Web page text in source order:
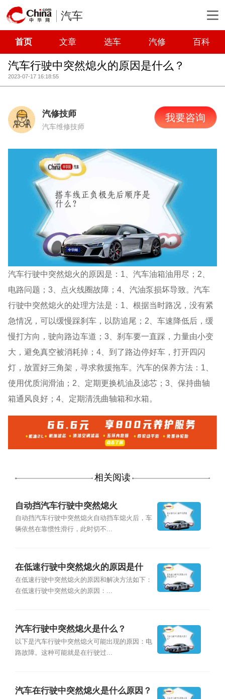
汽车
首页 文章 选车 汽修 百科
汽车行驶中突然熄火的原因是什么？
2023-07-17 16:18:55
汽修技师
汽车维修技师
我要咨询
汽车行驶中突然熄火的原因是：1、汽车油箱油用尽；2、
电路问题；3、点火线圈故障；4、汽油泵损坏导致。汽车
行驶中突然熄火的处理方法是：1、根据当时路况，没有紧
急情况，可以缓慢踩刹车，以防追尾；2、车速降低后，缓
慢打方向，驶向路边车道；3、刹车要一直踩，力量由小变
大，避免真空被消耗掉；4、到了路边停好车，打开四闪
灯，放置好三角架，寻求救援拖车。汽车的保养方法：1、
使用优质润滑油；2、定期更换机油及滤芯；3、保持曲轴
箱通风良好；4、定期清洗曲轴箱和水箱。
相关阅读
自动挡汽车行驶中突然熄火
自动挡汽车行驶中突然熄火自动挡车熄火后，车
辆依然在靠惯性滑行，此时切不...
在低速行驶中突然熄火的原因是什
么？
在低速行驶中突然熄火的原因和解决方法如下：
在低速行驶中突然熄火的原因：...
汽车行驶中突然熄火是什么？
以下是汽车行驶中突然熄火可能出现的原因：电
路故障。这种可能就是在行驶过...
汽车在行驶中突然熄火是什么原因？